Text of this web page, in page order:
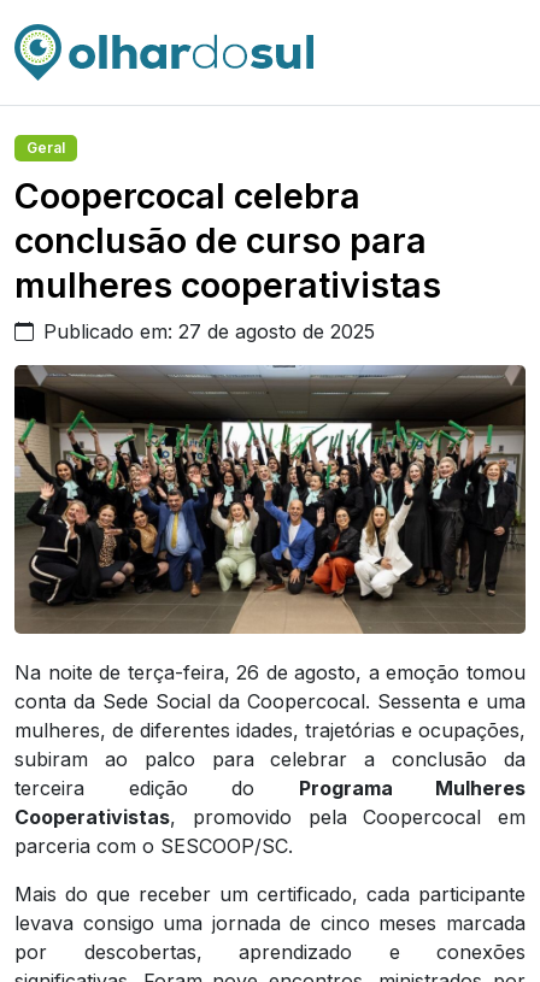
Geral
Coopercocal celebra
conclusão de curso para
mulheres cooperativistas
Publicado em: 27 de agosto de 2025
Na noite de terça-feira, 26 de agosto, a emoção tomou
conta da Sede Social da Coopercocal. Sessenta e uma
mulheres, de diferentes idades, trajetórias e ocupações,
subiram ao palco para celebrar a conclusão da
terceira edição do Programa Mulheres
Cooperativistas, promovido pela Coopercocal em
parceria com o SESCOOP/SC.
Mais do que receber um certificado, cada participante
levava consigo uma jornada de cinco meses marcada
por descobertas, aprendizado e conexões